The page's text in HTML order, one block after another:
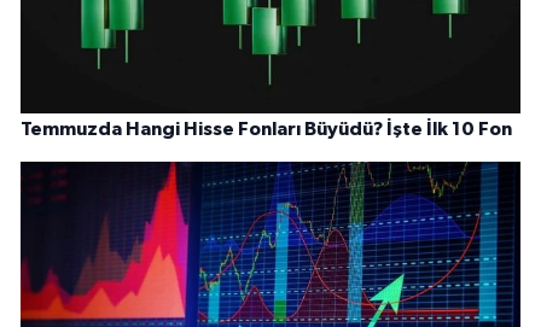
Temmuzda Hangi Hisse Fonları Büyüdü? İşte İlk 10 Fon